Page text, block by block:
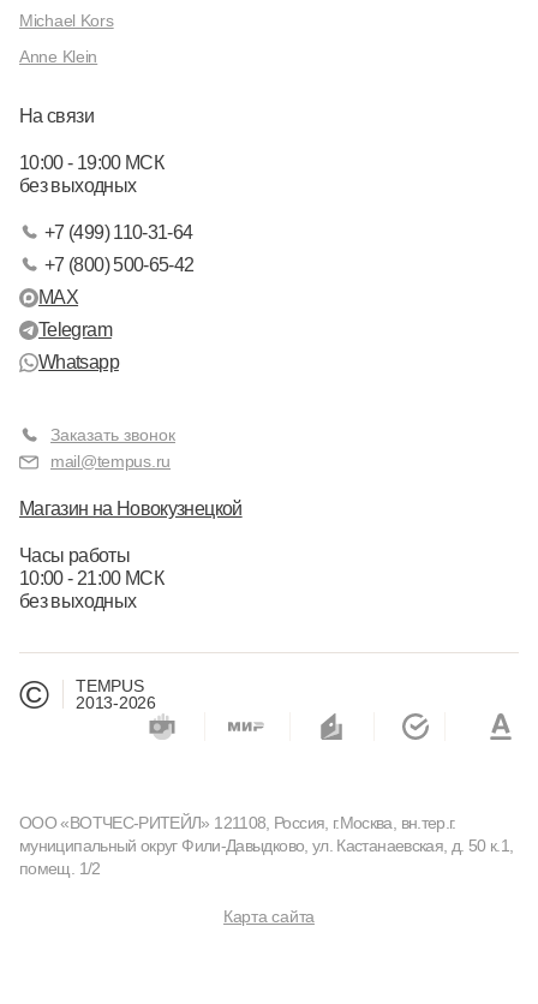
Michael Kors
Anne Klein
На связи
10:00 - 19:00 МСК
без выходных
+7 (499) 110-31-64
+7 (800) 500-65-42
MAX
Telegram
Whatsapp
Заказать звонок
mail@tempus.ru
Магазин на Новокузнецкой
Часы работы
10:00 - 21:00 МСК
без выходных
©
TEMPUS
2013-2026
ООО «ВОТЧЕС-РИТЕЙЛ» 121108, Россия, г.Москва, вн.тер.г.
муниципальный округ Фили-Давыдково, ул. Кастанаевская, д. 50 к.1,
помещ. 1/2
Карта сайта